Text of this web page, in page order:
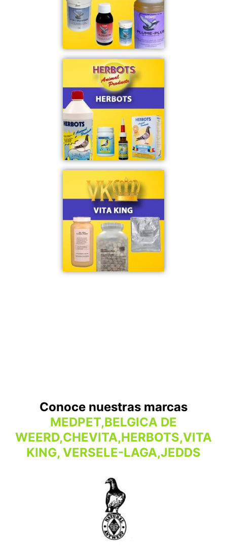
Conoce nuestras marcas
MEDPET,BELGICA DE
WEERD,CHEVITA,HERBOTS,VITA
KING, VERSELE-LAGA,JEDDS